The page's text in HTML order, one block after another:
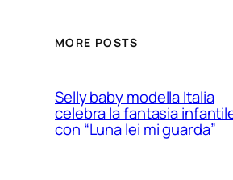
MORE POSTS
Selly baby modella Italia
celebra la fantasia
con “Luna lei mi guarda”